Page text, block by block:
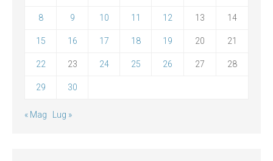
8 9 10 11 12 13 14
15 16 17 18 19 20 21
22 23 24 25 26 27 28
29 30
« Mag Lug »